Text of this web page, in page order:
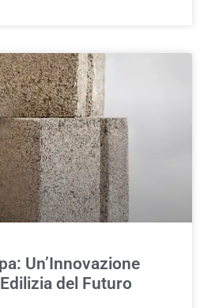
Un’Innovazione
del Futuro